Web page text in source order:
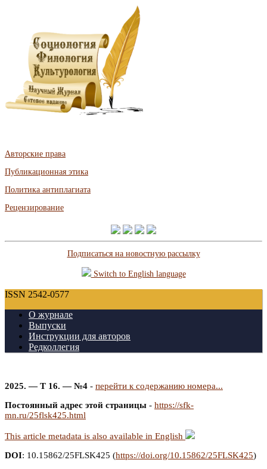
Авторские права
Публикационная этика
Политика антиплагиата
Рецензирование
Подписаться на новостную рассылку
Switch to English language
ISSN 2542-0577
О журнале
Выпуски
Инструкции для авторов
Редколлегия
2025. — Т 16. — №4 - перейти к содержанию номера...
Постоянный адрес этой страницы - https://sfk-
mn.ru/25flsk425.html
This article metadata is also available in English
DOI: 10.15862/25FLSK425 (https://doi.org/10.15862/25FLSK425)